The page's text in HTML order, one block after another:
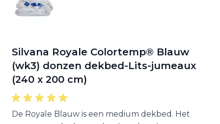
Silvana Royale Colortemp® Blauw
(wk3) donzen dekbed-Lits-jumeaux
(240 x 200 cm)
De Royale Blauw is een medium dekbed. Het